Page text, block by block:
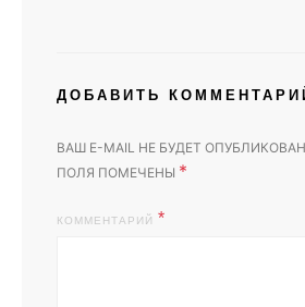
ДОБАВИТЬ
ВАШ E-MAIL НЕ БУДЕТ
ПОЛЯ ПОМЕЧЕНЫ *
КОММЕНТАРИЙ